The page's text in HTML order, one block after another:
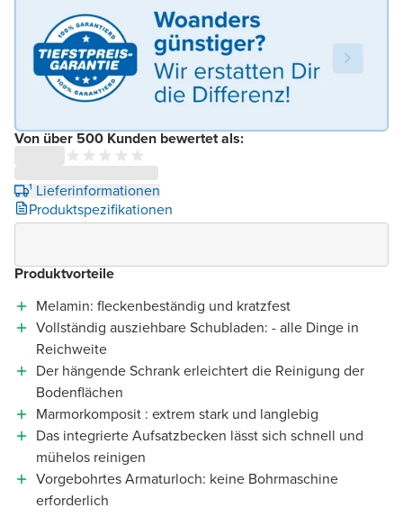
Von über 500 Kunden bewertet als:
¹ Lieferinformationen
Produktspezifikationen
Produktvorteile
Melamin: fleckenbeständig und kratzfest
Vollständig ausziehbare Schubladen: - alle Dinge in
Reichweite
Der hängende Schrank erleichtert die Reinigung der
Bodenflächen
Marmorkomposit : extrem stark und langlebig
Das integrierte Aufsatzbecken lässt sich schnell und
mühelos reinigen
Vorgebohrtes Armaturloch: keine Bohrmaschine
erforderlich